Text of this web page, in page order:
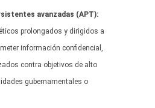
avanzadas (APT):
prolongados y dirigidos a
información confidencial,
contra objetivos de alto
gubernamentales o